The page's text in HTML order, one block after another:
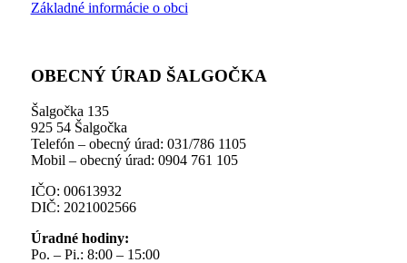
Základné informácie o obci
OBECNÝ ÚRAD ŠALGOČKA
Šalgočka 135
925 54 Šalgočka
Telefón – obecný úrad: 031/786 1105
Mobil – obecný úrad: 0904 761 105
IČO: 00613932
DIČ: 2021002566
Úradné hodiny:
Po. – Pi.: 8:00 – 15:00